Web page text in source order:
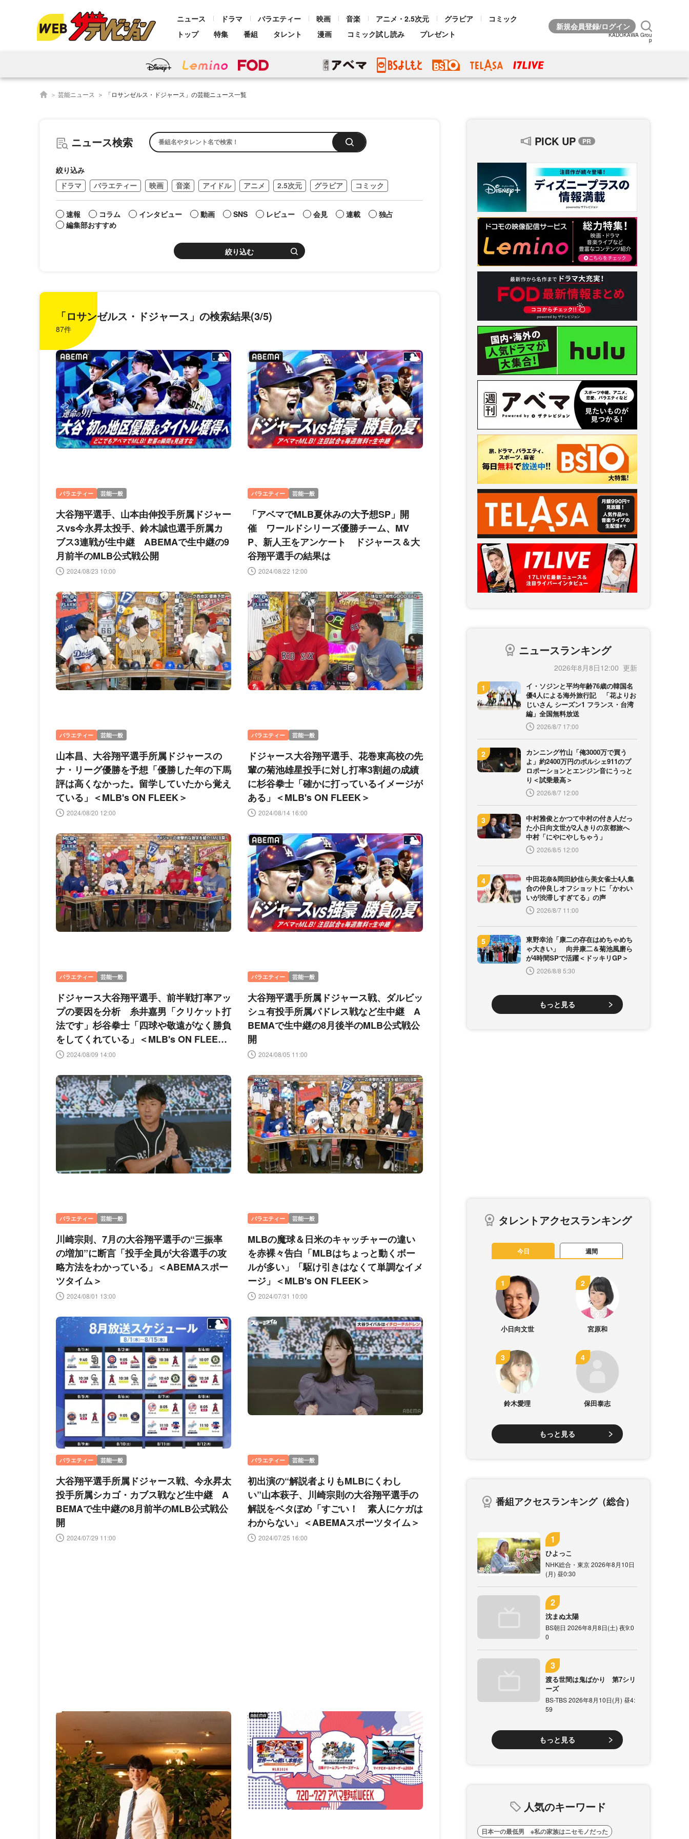
ニュース ドラマ バラエティー 映画 音楽 アニメ・2.5次元 グラビア
コミック
トップ
特集 番組 タレント 漫画 コミック試し読み プレゼント KADOKAWA Grou
p
芸能ニュース 「ロサンゼルス・ドジャース」の芸能ニュース一覧
ニュース検索
絞り込み
ドラマ
バラエティー 映画 音楽 アイドル アニメ 2.5次元 グラビア コミック
速報 コラム インタビュー 動画 SNS レビュー 会見 連載
独占
編集部おすすめ
絞り込む
「ロサンゼルス・ドジャース」の検索結果(3/5)
87件
バラエティー 芸能一般
大谷翔平選手、山本由伸投手所属ドジャー
スvs今永昇太投手、鈴木誠也選手所属カ
ブス3連戦が生中継 ABEMAで生中継の9
月前半のMLB公式戦公開
2024/08/23 10:00
バラエティー 芸能一般
「アベマでMLB夏休みの大予想SP」開
催 ワールドシリーズ優勝チーム、MV
P、新人王をアンケート ドジャース＆大
谷翔平選手の結果は
2024/08/22 12:00
バラエティー 芸能一般
山本昌、大谷翔平選手所属ドジャースの
ナ・リーグ優勝を予想「優勝した年の下馬
評は高くなかった。留学していたから覚え
ている」＜MLB's ON FLEEK＞
2024/08/20 12:00
バラエティー 芸能一般
ドジャース大谷翔平選手、花巻東高校の先
輩の菊池雄星投手に対し打率3割超の成績
に杉谷拳士「確かに打っているイメージが
ある」＜MLB's ON FLEEK＞
2024/08/14 16:00
バラエティー 芸能一般
ドジャース大谷翔平選手、前半戦打率アッ
プの要因を分析 糸井嘉男「クリケット打
法です」杉谷拳士「四球や敬遠がなく勝負
をしてくれている」＜MLB's ON FLEEK
＞ 2024/08/09 14:00
バラエティー 芸能一般
大谷翔平選手所属ドジャース戦、ダルビッ
シュ有投手所属パドレス戦など生中継 A
BEMAで生中継の8月後半のMLB公式戦公
開
2024/08/05 11:00
バラエティー 芸能一般
川崎宗則、7月の大谷翔平選手の“三振率
の増加”に断言「投手全員が大谷選手の攻
略方法をわかっている」＜ABEMAスポー
ツタイム＞
2024/08/01 13:00
バラエティー 芸能一般
MLBの魔球＆日米のキャッチャーの違い
を赤裸々告白「MLBはちょっと動くボー
ルが多い」「駆け引きはなくて単調なイメ
ージ」＜MLB's ON FLEEK＞
2024/07/31 10:00
バラエティー 芸能一般
大谷翔平選手所属ドジャース戦、今永昇太
投手所属シカゴ・カブス戦など生中継 A
BEMAで生中継の8月前半のMLB公式戦公
開
2024/07/29 11:00
バラエティー 芸能一般
初出演の“解説者よりもMLBにくわし
い”山本萩子、川崎宗則の大谷翔平選手の
解説をベタぼめ「すごい！ 素人にケガは
わからない」＜ABEMAスポーツタイム＞
2024/07/25 16:00
PICK UP
ニュースランキング
2026年8月8日12:00
イ・ソジンと平均年齢76歳の韓国名
優4人による海外旅行記 「花よりお
じいさん シーズン1 フランス・台湾
編」全国無料放送
2026/8/7 17:00
カンニング竹山「俺3000万で買う
よ」約2400万円のポルシェ911のプ
ロポーションとエンジン音にうっと
り＜試乗最高＞
2026/8/7 12:00
中村雅俊とかつて中村の付き人だっ
た小日向文世が2人きりの京都旅へ
中村「にやにやしちゃう」
2026/8/5 12:00
中田花奈&岡田紗佳ら美女雀士4人集
合の仲良しオフショットに「かわい
いが渋滞しすぎてる」の声
2026/8/7 11:00
東野幸治「康二の存在はめちゃめち
ゃ大きい」 向井康二＆菊池風磨ら
が4時間SPで活躍＜ドッキリGP＞
2026/8/8 5:30
もっと見る
タレントアクセスランキング
今日 週間
小日向文世 宮原和
鈴木愛理 保田泰志
もっと見る
番組アクセスランキング（総合）
ひよっこ
NHK総合・東京 2026年8月10日
(月) 昼0:30
沈まぬ太陽
BS朝日 2026年8月8日(土) 夜9:0
0
渡る世間は鬼ばかり 第7シリ
ーズ
BS-TBS 2026年8月10日(月) 昼4:
59
もっと見る
人気のキーワード
日本一の最低男 ※私の家族はニセモノだった